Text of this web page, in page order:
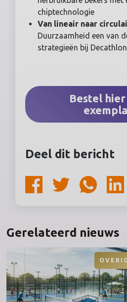
chiptechnologie
Van lineair naar
Duurzaamheid een van
strategieën bij Decathlon
Bestel
Deel dit bericht
Gerelateerd nieuws
OVERIG